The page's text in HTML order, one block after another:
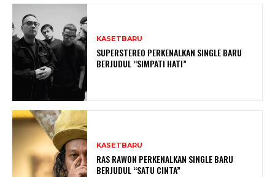
KASETBARU
SUPERSTEREO PERKENALKAN SINGLE BARU
BERJUDUL “SIMPATI HATI”
KASETBARU
RAS RAWON PERKENALKAN SINGLE BARU
BERJUDUL “SATU CINTA”